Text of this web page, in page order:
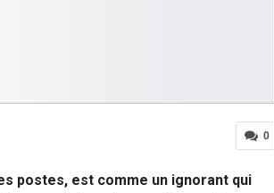
0
postes, est comme un ignorant qui